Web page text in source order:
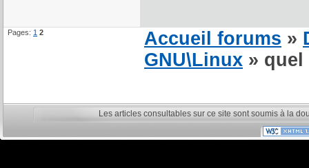
Pages: 1 2 Accueil forums »
GNU\Linux »
Les articles consultables sur ce site sont soumis à la